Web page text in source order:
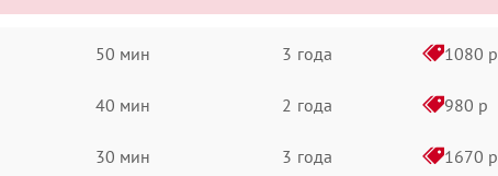
50 мин 3 года 1080 р
40 мин 2 года 980 р
30 мин 3 года 1670 р